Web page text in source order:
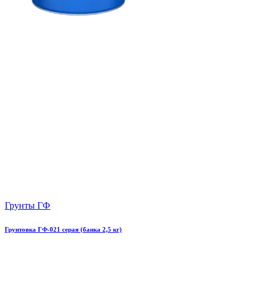
Грунты ГФ
Грунтовка ГФ-021 серая (банка 2,5 кг)